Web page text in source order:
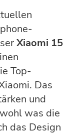
Xiaomi 15
Top-
Das
und
was die
das Design